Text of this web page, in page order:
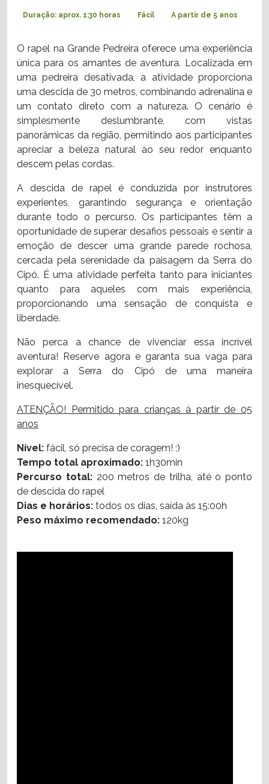
Duração: aprox. 1:30 horas Fácil A partir de 5 anos
O rapel na Grande Pedreiraoferece uma experiência
única para os amantes de aventura. Localizada em
uma pedreira desativada, a atividade proporciona
uma descida de 30 metros, combinando adrenalina e
um contato direto com a natureza. O cenário é
simplesmente deslumbrante, com vistas
panorâmicas da região, permitindo aos participantes
apreciar a beleza natural ao seu redor enquanto
descem pelas cordas.
A descida de rapel é conduzida por instrutores
experientes, garantindo segurança e orientação
durante todo o percurso. Os participantes têm a
oportunidade de superar desafios pessoais e sentir a
emoção de descer uma grande parede rochosa,
cercada pela serenidade da paisagem da Serra do
Cipó. É uma atividade perfeita tanto para iniciantes
quanto para aqueles com mais experiência,
proporcionando uma sensação de conquista e
liberdade.
Não perca a chance de vivenciar essa incrível
aventura! Reserve agora e garanta sua vaga para
explorar a Serra do Cipó de uma maneira
inesquecível.
ATENÇÃO! Permitido para crianças à partir de 05
anos
Nível: fácil, só precisa de coragem! ;)
Tempo total aproximado: 1h30min
Percurso total: 200 metros de trilha, até o ponto
de descida do rapel
Dias e horários: todos os dias, saída às 15:00h
Peso máximo recomendado: 120kg